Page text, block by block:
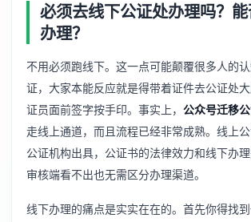
必须去线下公证处办理吗？
办理？
不用必须跑线下。这一点可能颠覆很多人的
证，大家本能反应就是得带着证件去公证处
证员面前签字按手印。事实上， 公众号迁移
走线上通道，而且流程已经非常成熟。线上
公证机构出具，公证书的法律效力和线下办
审核端看不出也无需区分办理渠道。
线下办理的痛点是实实在在的。首先你得找